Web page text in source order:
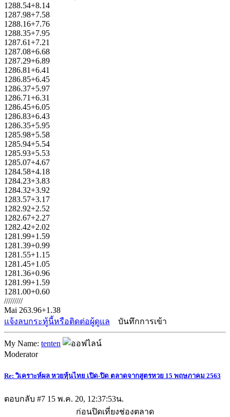
1288.54+8.14
1287.98+7.58
1288.16+7.76
1288.35+7.95
1287.61+7.21
1287.08+6.68
1287.29+6.89
1286.81+6.41
1286.85+6.45
1286.37+5.97
1286.71+6.31
1286.45+6.05
1286.83+6.43
1286.35+5.95
1285.98+5.58
1285.94+5.54
1285.93+5.53
1285.07+4.67
1284.58+4.18
1284.23+3.83
1284.32+3.92
1283.57+3.17
1282.92+2.52
1282.67+2.27
1282.42+2.02
1281.99+1.59
1281.39+0.99
1281.55+1.15
1281.45+1.05
1281.36+0.96
1281.99+1.59
1281.00+0.60
/////////
Mai 263.96+1.38
แจ้งลบกระทู้นี้หรือติดต่อผู้ดูแล
บันทึกการเข้า
My Name: tenten
Moderator
Re: วิเคราะห์ผล หวยหุ้นไทย เปิด-ปิด ตลาดจากสูตรหวย 15 พฤษภาคม 2563
ตอบกลับ #7 15 พ.ค. 20, 12:37:53น.
ก่อนปิดเที่ยงช่องตลาด